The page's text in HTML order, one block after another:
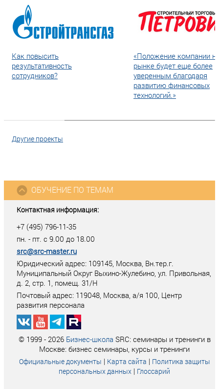
Как повысить
результативность
сотрудников?
«Положение компании
рынке будет еще более
уверенным благодаря
развитию финансовых
технологий.»
Другие проекты
Контактная информация:
+7 (495) 796-11-35
пн. - пт. с 9.00 до 18.00
src@src-master.ru
Юридический адрес: 109145, Москва, Вн.тер.г.
Муниципальный Округ Выхино-Жулебино, ул. Привольная,
д. 2, стр. 1, помещ. 31/Н
Почтовый адрес: 119048, Москва, а/я 100, Центр
развития персонала
ОБУЧЕНИЕ ПО ТЕМАМ
© 1999 - 2026 Бизнес-школа SRC: семинары и тренинги в
Москве: бизнес семинары, курсы и тренинги
Официальные документы | Карта сайта | Политика защиты
персональных данных | Глоссарий